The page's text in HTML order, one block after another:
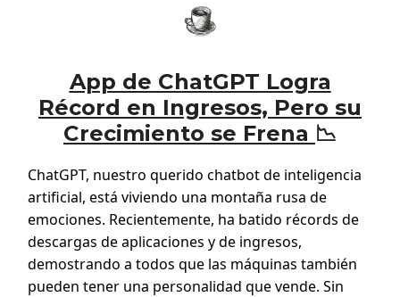
App de ChatGPT Logra
Récord en Ingresos, Pero su
Crecimiento se Frena 📉
ChatGPT, nuestro querido chatbot de inteligencia
artificial, está viviendo una montaña rusa de
emociones. Recientemente, ha batido récords de
descargas de aplicaciones y de ingresos,
demostrando a todos que las máquinas también
pueden tener una personalidad que vende. Sin